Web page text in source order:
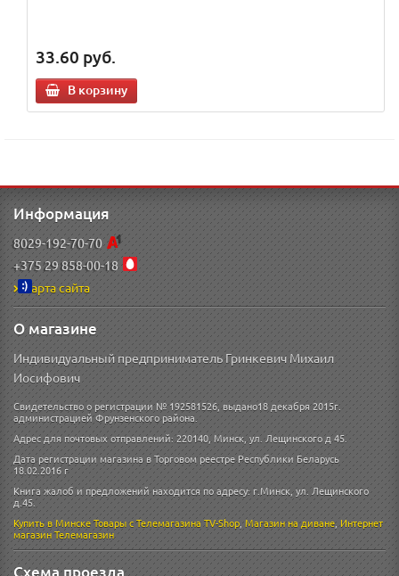
33.60 руб.
В корзину
Информация
8029-192-70-70
+375 29 858-00-18
Карта сайта
О магазине
Индивидуальный предприниматель Гринкевич Михаил
Иосифович
Свидетельство о регистрации № 192581526, выдано18 декабря 2015г.
администрацией Фрунзенского района.
Адрес для почтовых отправлений: 220140, Минск, ул. Лещинского д 45.
Дата регистрации магазина в Торговом реестре Республики Беларусь
18.02.2016 г
Книга жалоб и предложений находится по адресу: г.Минск, ул. Лещинского
д.45.
Купить в МинскеТовары с Телемагазина TV-Shop,Магазин на диване,Интернет
магазинТелемагазин
Схема проезда